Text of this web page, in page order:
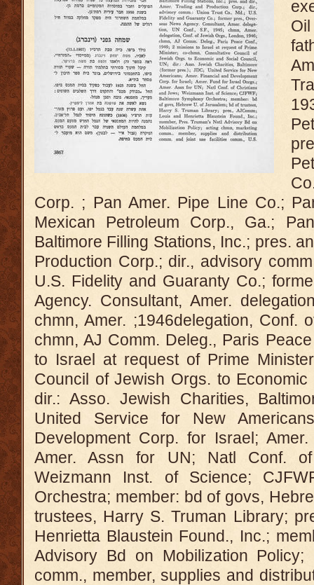
Corp. ; Pan Amer. Pipe Line Co.;
Mexican Petroleum Corp., Ga.;
Baltimore Filling Stations, Inc.; pres.
Production Corp.; dir., advisory
U.S. Fidelity and Guaranty Co.;
Agency. Consultant, Amer.
chmn, Amer. ;1946delegation, Conf.
chmn, AJ Comm. Deleg., Paris
to Israel at request of Prime
Council of Jewish Orgs. to
dir.: Asso. Jewish Charities,
United Service for New
Development Corp. for Israel;
Amer. Assn for UN; Natl Conf.
Weizmann Inst. of Science;
Orchestra; member: bd of govs,
trustees, Harry S. Truman Library;
Henrietta Blaustein Found., Inc.;
Advisory Bd on Mobilization Policy;
comm., member, supplies and